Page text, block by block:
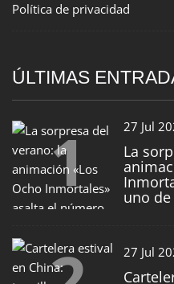
Política de privacidad
ÚLTIMAS
1 27 Jul
La
uno
27 Jul